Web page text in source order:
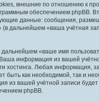
внешние по отношению к
обеспечением
данные: сообщения,
дальнейшем «ваша учётная
«ваше имя
информация из вашей
Любая информация,
как необходимой, так и
вашей учётной записи будет
phpBB.